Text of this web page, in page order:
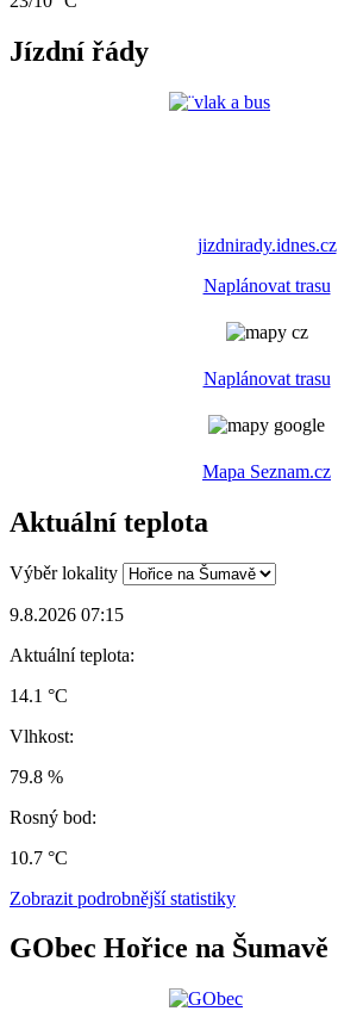
Jízdní řády
jizdnirady.idnes.cz
Naplánovat trasu
Naplánovat trasu
Mapa Seznam.cz
Aktuální teplota
Výběr lokality
9.8.2026 07:15
Aktuální teplota:
14.1 °C
Vlhkost:
79.8 %
Rosný bod:
10.7 °C
Zobrazit podrobnější statistiky
GObec Hořice na Šumavě